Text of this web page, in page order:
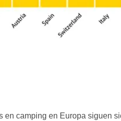
en camping en Europa siguen